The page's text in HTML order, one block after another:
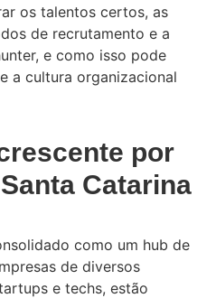
os talentos certos, as
de recrutamento e a
e como isso pode
a cultura organizacional
por
Catarina
como um hub de
de diversos
e techs, estão